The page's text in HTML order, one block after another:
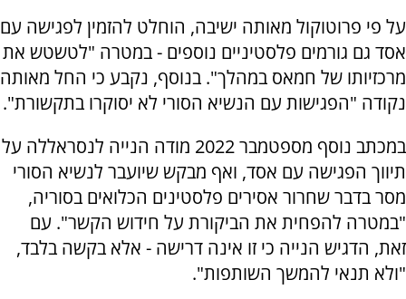
על פי פרוטוקול מאותה ישיבה, הוחלט להזמין לפגישה עם
אסד גם גורמים פלסטיניים נוספים - במטרה "לטשטש את
מרכזיותו של חמאס במהלך". בנוסף, נקבע כי החל מאותה
נקודה "הפגישות עם הנשיא הסורי לא יסוקרו בתקשורת".
במכתב נוסף מספטמבר 2022 מודה הנייה לנסראללה על
תיווך הפגישה עם אסד, ואף מבקש שיועבר לנשיא הסורי
מסר בדבר שחרור אסירים פלסטינים הכלואים בסוריה,
"במטרה להפחית את הביקורת על חידוש הקשר". עם
זאת, הדגיש הנייה כי זו אינה דרישה - אלא בקשה בלבד,
"ולא תנאי להמשך השותפות".